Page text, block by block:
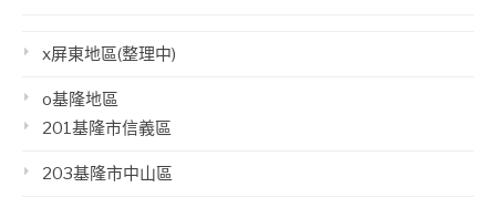
x屏東地區(整理中)
o基隆地區
201基隆市信義區
203基隆市中山區